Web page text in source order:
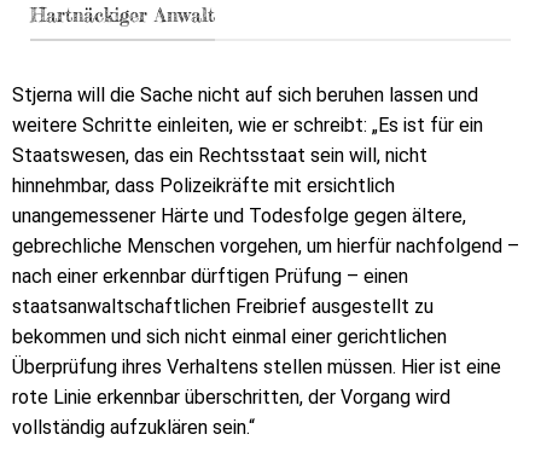
Hartnäckiger Anwalt
Stjerna will die Sache nicht auf sich beruhen lassen und
weitere Schritte einleiten, wie er schreibt: „Es ist für ein
Staatswesen, das ein Rechtsstaat sein will, nicht
hinnehmbar, dass Polizeikräfte mit ersichtlich
unangemessener Härte und Todesfolge gegen ältere,
gebrechliche Menschen vorgehen, um hierfür nachfolgend –
nach einer erkennbar dürftigen Prüfung – einen
staatsanwaltschaftlichen Freibrief ausgestellt zu
bekommen und sich nicht einmal einer gerichtlichen
Überprüfung ihres Verhaltens stellen müssen. Hier ist eine
rote Linie erkennbar überschritten, der Vorgang wird
vollständig aufzuklären sein.“